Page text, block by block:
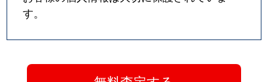
す。